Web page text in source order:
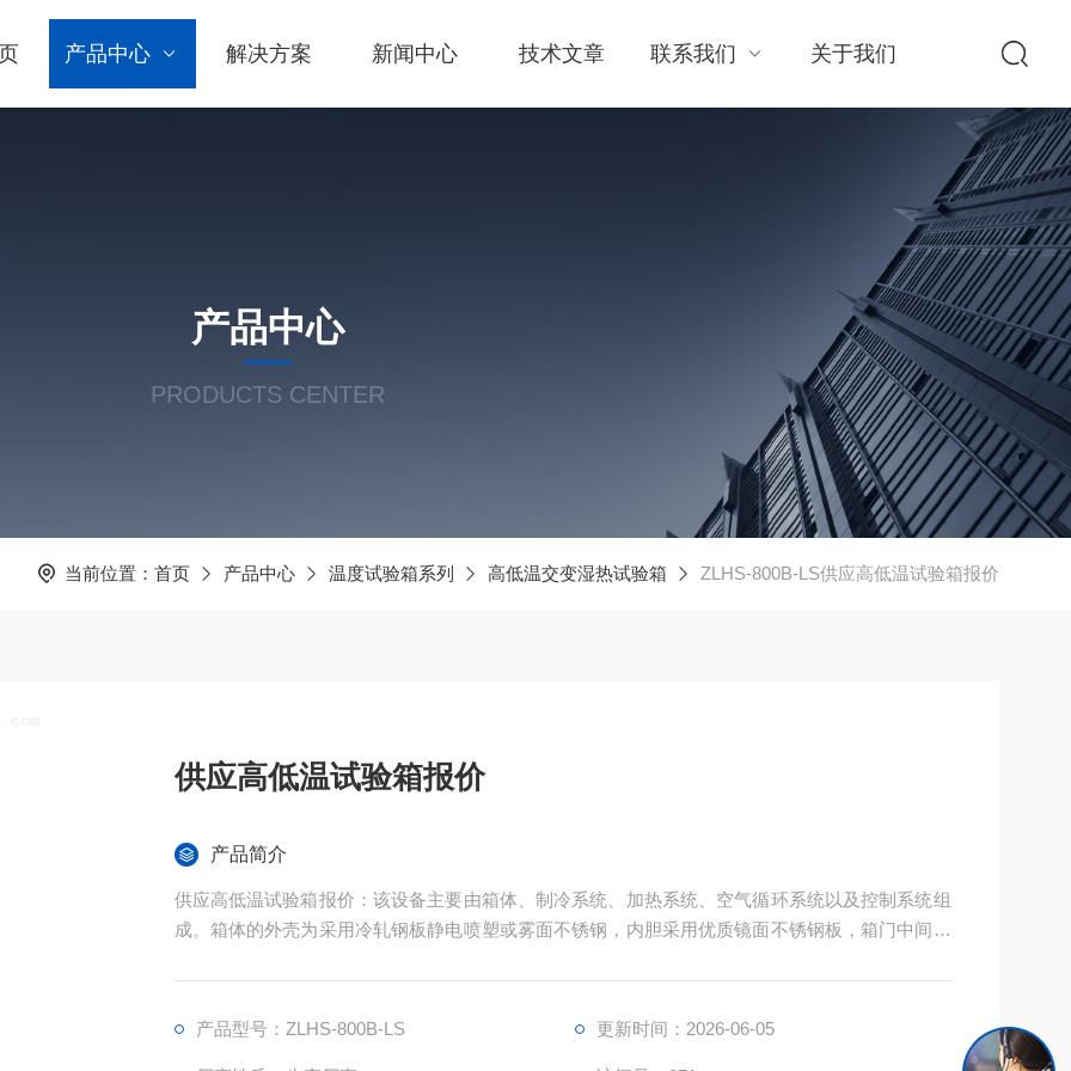
产品中心 解决方案 新闻中心 技术文章 联系我们 关于我们
产品中心
PRODUCTS CENTER
当前位置： 首页 产品中心 温度试验箱系列 高低温交变湿热试验箱 ZLHS-800B-LS供应高低温试验箱报价
供应高低温试验箱报价
产品简介
供应高低温试验箱报价：该设备主要由箱体、制冷系统、加热系统、空气循环系统以及控制系统组
成。箱体的外壳为采用冷轧钢板静电喷塑或雾面不锈钢，内胆采用优质镜面不锈钢板，箱门中间设
产品型号：ZLHS-800B-LS
更新时间：2026-06-05